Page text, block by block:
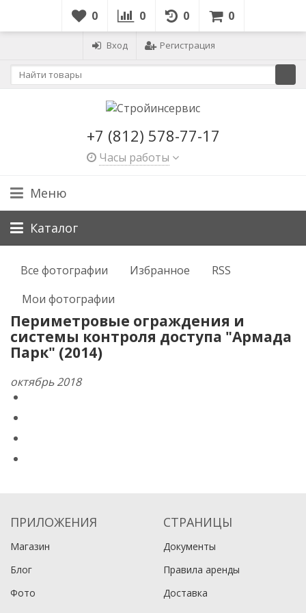
0 0 0 0
Вход Регистрация
+7 (812) 578-77-17
Часы работы
Меню
Каталог
Все фотографии Избранное
RSS
Мои фотографии
Периметровые ограждения и
системы контроля доступа "Армада
Парк" (2014)
октябрь 2018
ПРИЛОЖЕНИЯ
Магазин
Блог
Фото
СТРАНИЦЫ
Документы
Правила аренды
Доставка